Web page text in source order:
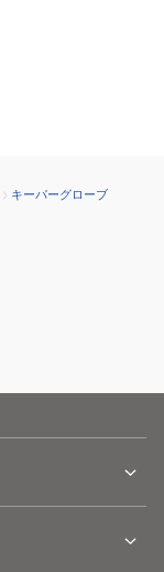
キーパーグローブ